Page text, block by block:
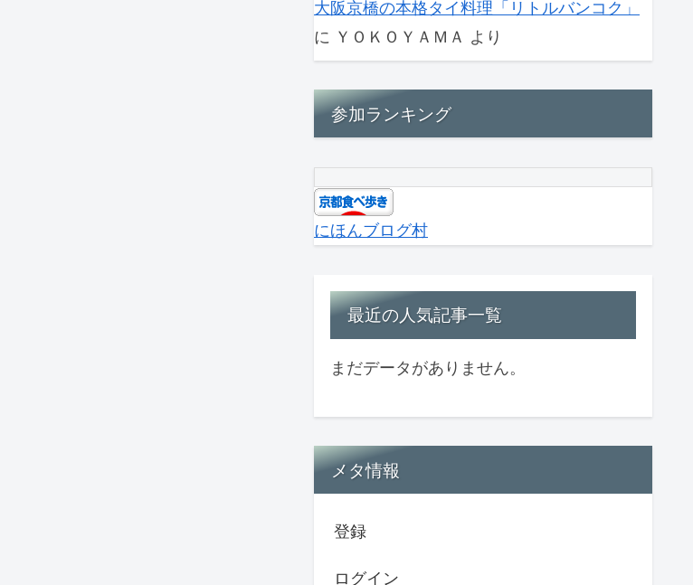
大阪京橋の本格タイ料理「リトルバンコク」
に ＹＯＫＯＹＡＭＡ より
参加ランキング
にほんブログ村
最近の人気記事一覧
まだデータがありません。
メタ情報
登録
ログイン